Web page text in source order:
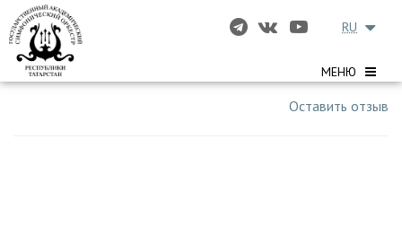
МЕНЮ
RU
Оставить отзыв